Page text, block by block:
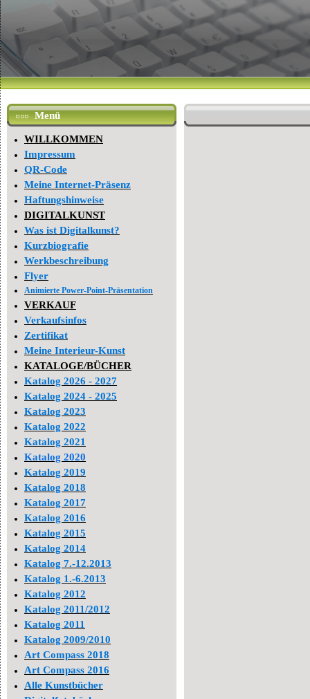
Menü
WILLKOMMEN
Impressum
QR-Code
Meine Internet-Präsenz
Haftungshinweise
DIGITALKUNST
Was ist Digitalkunst?
Kurzbiografie
Werkbeschreibung
Flyer
Animierte Power-Point-Präsentation
VERKAUF
Verkaufsinfos
Zertifikat
Meine Interieur-Kunst
KATALOGE/BÜCHER
Katalog 2026 - 2027
Katalog 2024 - 2025
Katalog 2023
Katalog 2022
Katalog 2021
Katalog 2020
Katalog 2019
Katalog 2018
Katalog 2017
Katalog 2016
Katalog 2015
Katalog 2014
Katalog 7.-12.2013
Katalog 1.-6.2013
Katalog 2012
Katalog 2011/2012
Katalog 2011
Katalog 2009/2010
Art Compass 2018
Art Compass 2016
Alle Kunstbücher